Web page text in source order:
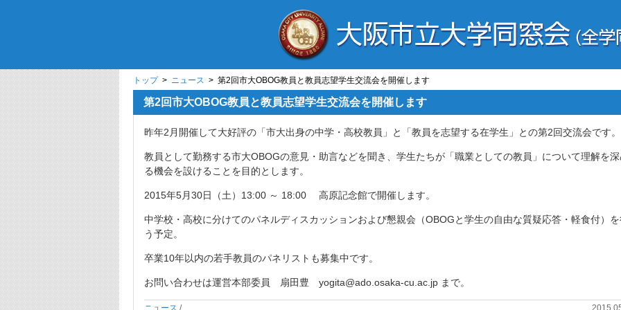
トップ> ニュース > 第2回市大OBOG教員と教員志望学生交流会を開催します
第2回市大OBOG教員と教員志望学生交流会を開催します
昨年2月開催して大好評の「市大出身の中学・高校教員」と「教員を志望する在学生」との第2回交流会です。
教員として勤務する市大OBOGの意見・助言などを聞き、学生たちが「職業としての教員」について理解を
る機会を設けることを目的とします。
2015年5月30日（土）13:00 ～ 18:00 高原記念館で開催します。
中学校・高校に分けてのパネルディスカッションおよび懇親会（OBOGと学生の自由な質疑応答・軽食付）
う予定。
卒業10年以内の若手教員のパネリストも募集中です。
お問い合わせは運営本部委員 扇田豊 yogita@ado.osaka-cu.ac.jp まで。
ニュース /